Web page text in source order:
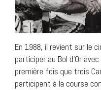
En 1988, il revient sur le
participer au Bol d’Or
première fois que trois
participent à la course